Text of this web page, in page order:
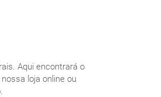
Aqui encontrará o
loja online ou